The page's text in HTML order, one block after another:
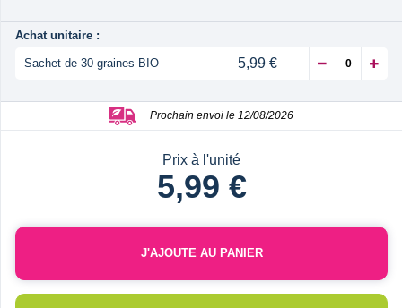
Achat unitaire :
Sachet de 30 graines BIO 5,99 €
Prochain envoi le 12/08/2026
Prix à l'unité
5,99 €
J'AJOUTE AU PANIER